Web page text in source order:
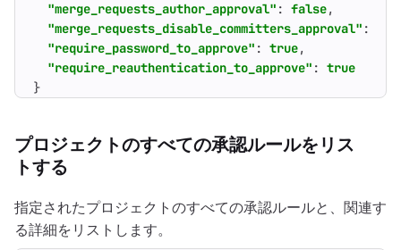
"merge_requests_author_approval" : false,
"merge_requests_disable_committers_approval" :
"require_password_to_approve" : true,
"require_reauthentication_to_approve" : true
}
プロジェクトのすべての承認ルールをリス
トする
指定されたプロジェクトのすべての承認ルールと、関連す
る詳細をリストします。